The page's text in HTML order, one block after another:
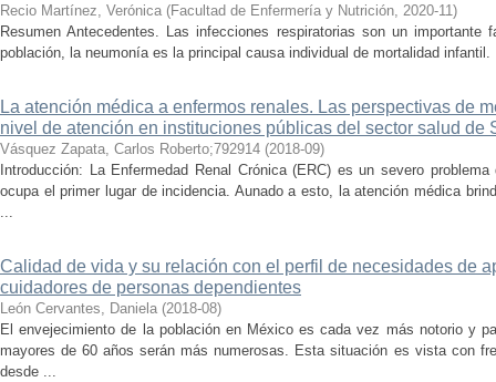
Recio Martínez, Verónica (Facultad de Enfermería y Nutrición, 2020-11)
Resumen Antecedentes. Las infecciones respiratorias son un
población, la neumonía es la principal causa individual de mortalidad
La atención médica a enfermos renales. Las perspectivas de
nivel de atención en instituciones públicas del sector salud de
Vásquez Zapata, Carlos Roberto;792914 (2018-09)
Introducción: La Enfermedad Renal Crónica (ERC) es un severo
ocupa el primer lugar de incidencia. Aunado a esto, la atención médica
...
Calidad de vida y su relación con el perfil de necesidades de
cuidadores de personas dependientes
León Cervantes, Daniela (2018-08)
El envejecimiento de la población en México es cada vez más notorio y
mayores de 60 años serán más numerosas. Esta situación es vista con
desde ...